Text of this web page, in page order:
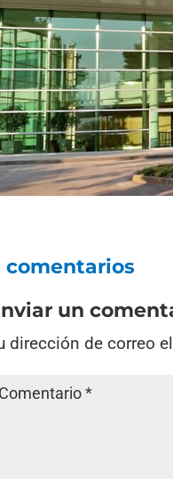
comentarios
un
dirección de correo